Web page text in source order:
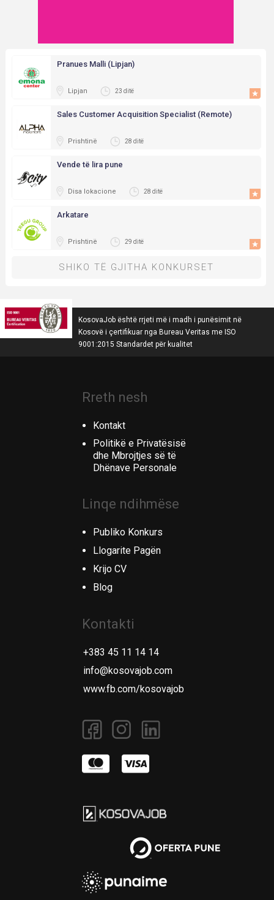
Pranues Malli (Lipjan)
Lipjan 23 ditë
Sales Customer Acquisition Specialist (Remote)
Prishtinë 28 ditë
Vende të lira pune
Disa lokacione 28 ditë
Arkatare
Prishtinë 29 ditë
SHIKO TË GJITHA KONKURSET
KosovaJob është rrjeti më i madh i punësimit në
Kosovë i çertifikuar nga Bureau Veritas me ISO
9001:2015 Standardet për kualitet
Rreth nesh
Kontakt
Politikë e Privatësisë
dhe Mbrojtjes së të
Dhënave Personale
Linqe ndihmëse
Publiko Konkurs
Llogarite Pagën
Krijo CV
Blog
Kontakti
+383 45 11 14 14
info@kosovajob.com
www.fb.com/kosovajob